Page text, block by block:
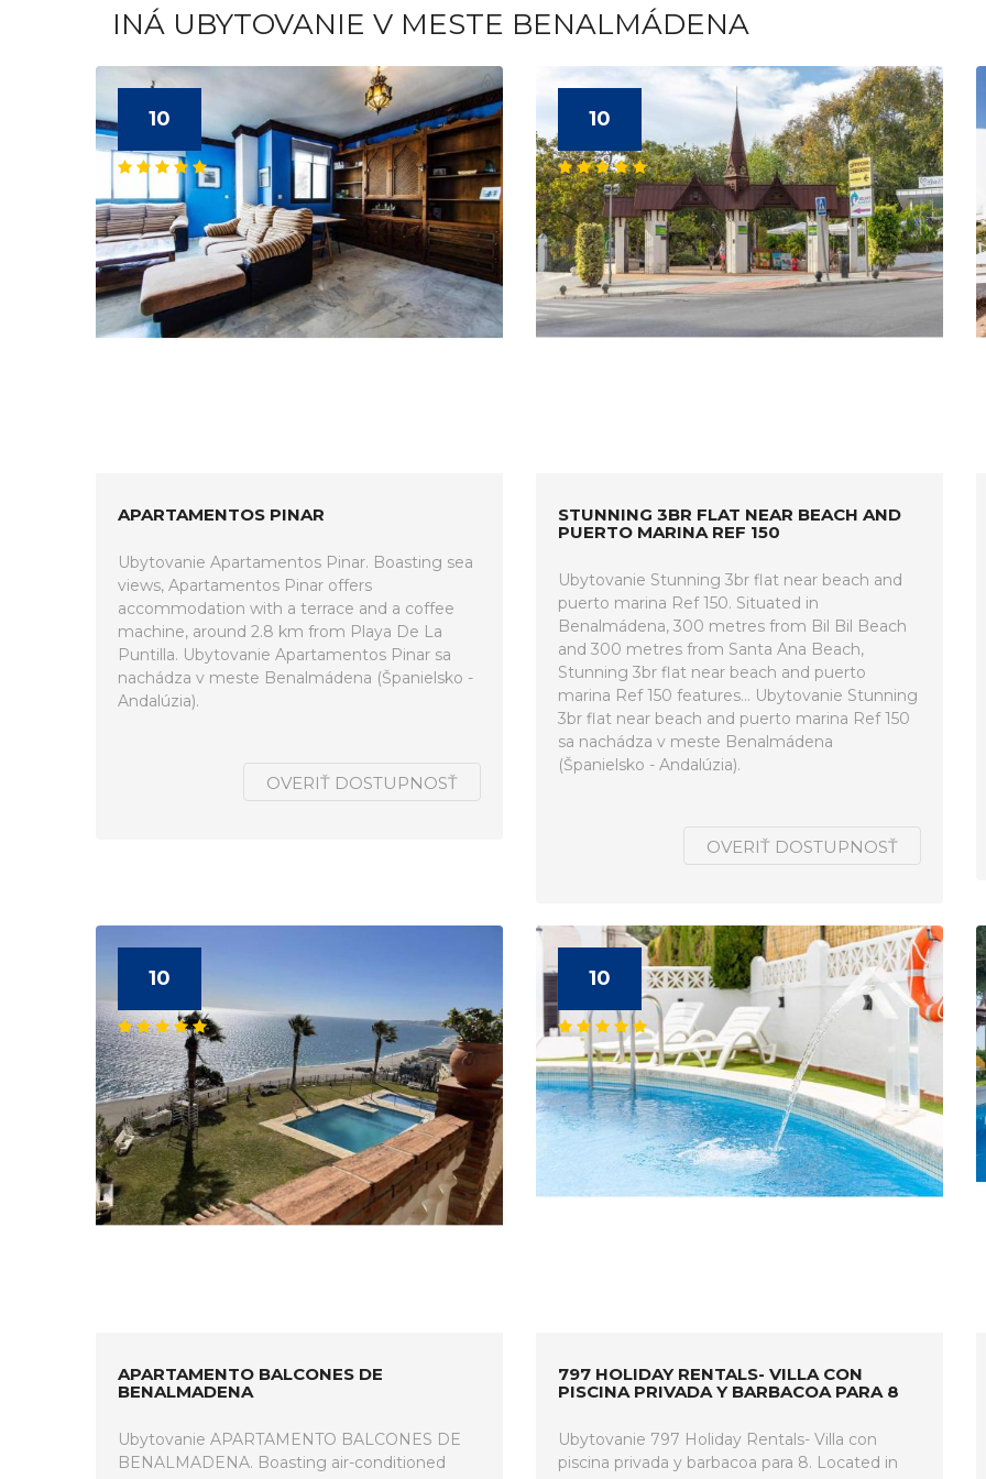
INÁ UBYTOVANIE V MESTE BENALMÁDENA
10
APARTAMENTOS PINAR
Ubytovanie Apartamentos Pinar. Boasting sea
views, Apartamentos Pinar offers
accommodation with a terrace and a coffee
machine, around 2.8 km from Playa De La
Puntilla. Ubytovanie Apartamentos Pinar sa
nachádza v meste Benalmádena (Španielsko -
Andalúzia).
OVERIŤ DOSTUPNOSŤ
10
STUNNING 3BR FLAT NEAR BEACH AND
PUERTO MARINA REF 150
Ubytovanie Stunning 3br flat near beach and
puerto marina Ref 150. Situated in
Benalmádena, 300 metres from Bil Bil Beach
and 300 metres from Santa Ana Beach,
Stunning 3br flat near beach and puerto
marina Ref 150 features... Ubytovanie Stunning
3br flat near beach and puerto marina Ref 150
sa nachádza v meste Benalmádena
(Španielsko - Andalúzia).
OVERIŤ DOSTUPNOSŤ
10
APARTAMENTO BALCONES DE
BENALMADENA
Ubytovanie APARTAMENTO BALCONES DE
BENALMADENA. Boasting air-conditioned
10
797 HOLIDAY RENTALS- VILLA CON
PISCINA PRIVADA Y BARBACOA PARA 8
Ubytovanie 797 Holiday Rentals- Villa con
piscina privada y barbacoa para 8. Located in